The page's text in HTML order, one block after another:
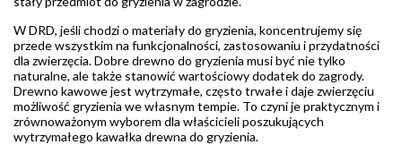
W DRD, jeśli chodzi o materiały do gryzienia, koncentrujemy się
przede wszystkim na funkcjonalności, zastosowaniu i przydatności
dla zwierzęcia. Dobre drewno do gryzienia musi być nie tylko
naturalne, ale także stanowić wartościowy dodatek do zagrody.
Drewno kawowe jest wytrzymałe, często trwałe i daje zwierzęciu
możliwość gryzienia we własnym tempie. To czyni je praktycznym i
zrównoważonym wyborem dla właścicieli poszukujących
wytrzymałego kawałka drewna do gryzienia.